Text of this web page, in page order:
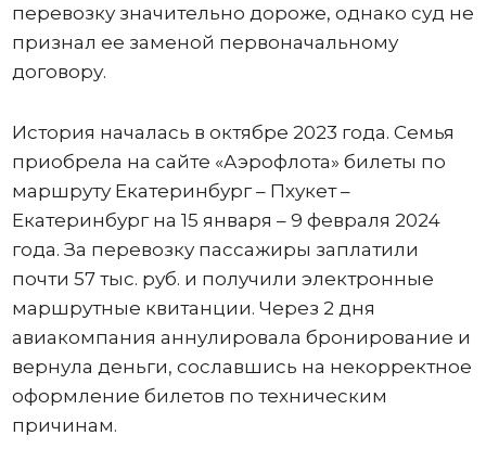
перевозку значительно дороже, однако суд не
признал ее заменой первоначальному
договору.
История началась в октябре 2023 года. Семья
приобрела на сайте «Аэрофлота» билеты по
маршруту Екатеринбург – Пхукет –
Екатеринбург на 15 января – 9 февраля 2024
года. За перевозку пассажиры заплатили
почти 57 тыс. руб. и получили электронные
маршрутные квитанции. Через 2 дня
авиакомпания аннулировала бронирование и
вернула деньги, сославшись на некорректное
оформление билетов по техническим
причинам.